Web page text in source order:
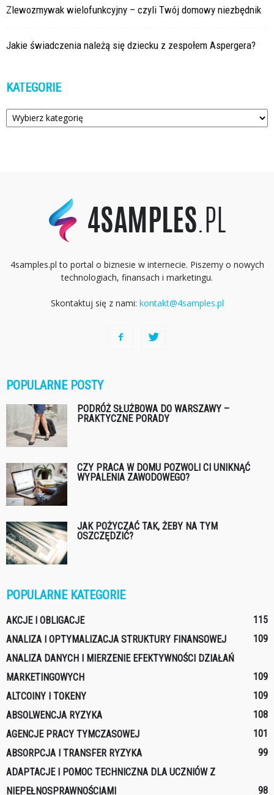
Zlewozmywak wielofunkcyjny – czyli Twój domowy niezbędnik
Jakie świadczenia należą się dziecku z zespołem Aspergera?
KATEGORIE
Kategorie
4samples.pl to portal o biznesie w internecie. Piszemy o nowych
technologiach, finansach i marketingu.
Skontaktuj się z nami: kontakt@4samples.pl
POPULARNE POSTY
PODRÓŻ SŁUŻBOWA DO WARSZAWY –
PRAKTYCZNE PORADY
CZY PRACA W DOMU POZWOLI CI UNIKNĄĆ
WYPALENIA ZAWODOWEGO?
JAK POŻYCZAĆ TAK, ŻEBY NA TYM
OSZCZĘDZIĆ?
POPULARNE KATEGORIE
AKCJE I OBLIGACJE
115
ANALIZA I OPTYMALIZACJA STRUKTURY FINANSOWEJ
109
ANALIZA DANYCH I MIERZENIE EFEKTYWNOŚCI DZIAŁAŃ
MARKETINGOWYCH
109
ALTCOINY I TOKENY
109
ABSOLWENCJA RYZYKA
108
AGENCJE PRACY TYMCZASOWEJ
101
ABSORPCJA I TRANSFER RYZYKA
99
ADAPTACJE I POMOC TECHNICZNA DLA UCZNIÓW Z
NIEPEŁNOSPRAWNOŚCIAMI
98